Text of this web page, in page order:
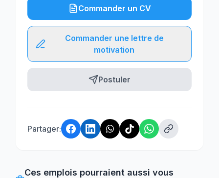
Commander un CV
Commander une lettre de
motivation
Postuler
Partager:
Ces emplois pourraient aussi vous